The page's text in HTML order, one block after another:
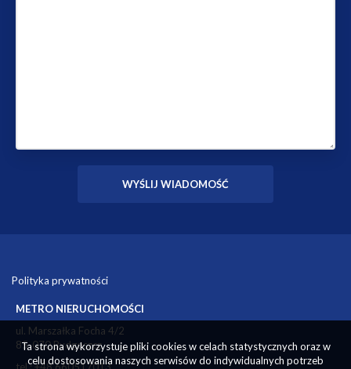
Polityka prywatności
METRO NIERUCHOMOŚCI
ul. Marszałka Focha 4/2
85-070 Bydgoszcz
Ta strona wykorzystuje pliki cookies w celach statystycznych oraz w
celu dostosowania naszych serwisów do indywidualnych potrzeb